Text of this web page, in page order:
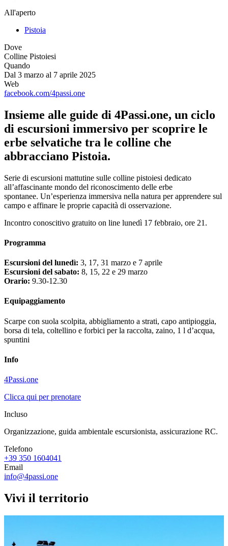
All'aperto
Pistoia
Dove
Colline Pistoiesi
Quando
Dal 3 marzo al 7 aprile 2025
Web
facebook.com/4passi.one
Insieme alle guide di 4Passi.one, un ciclo
di escursioni immersivo per scoprire le
erbe selvatiche tra le colline che
abbracciano Pistoia.
Serie di escursioni mattutine sulle colline pistoiesi dedicato
all’affascinante mondo del riconoscimento delle erbe
spontanee. Un’esperienza immersiva nella natura per apprendere sul
campo e affinare le proprie capacità di osservazione.
Incontro conoscitivo gratuito on line lunedì 17 febbraio, ore 21.
Programma
Escursioni del lunedì: 3, 17, 31 marzo e 7 aprile
Escursioni del sabato: 8, 15, 22 e 29 marzo
Orario: 9.30-12.30
Equipaggiamento
Scarpe con suola scolpita, abbigliamento a strati, capo antipioggia,
borsa di tela, coltellino e forbici per la raccolta, zaino, 1 l d’acqua,
spuntini
Info
4Passi.one
Clicca qui per prenotare
Incluso
Organizzazione, guida ambientale escursionista, assicurazione RC.
Telefono
+39 350 1604041
Email
info@4passi.one
Vivi il territorio